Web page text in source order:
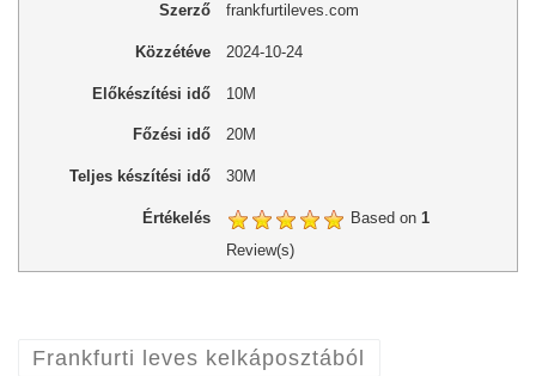
Szerző frankfurtileves.com
Közzétéve 2024-10-24
Előkészítési idő 10M
Főzési idő 20M
Teljes készítési idő 30M
Értékelés Based on 1
Review(s)
Frankfurti leves kelkáposztából